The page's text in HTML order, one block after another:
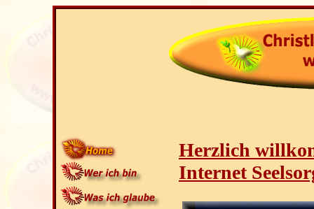
Herzlich
Internet